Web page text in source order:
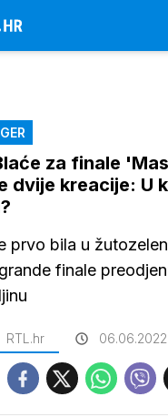
za finale
dvije kreacije: U
prvo bila u
finale
RTL.hr